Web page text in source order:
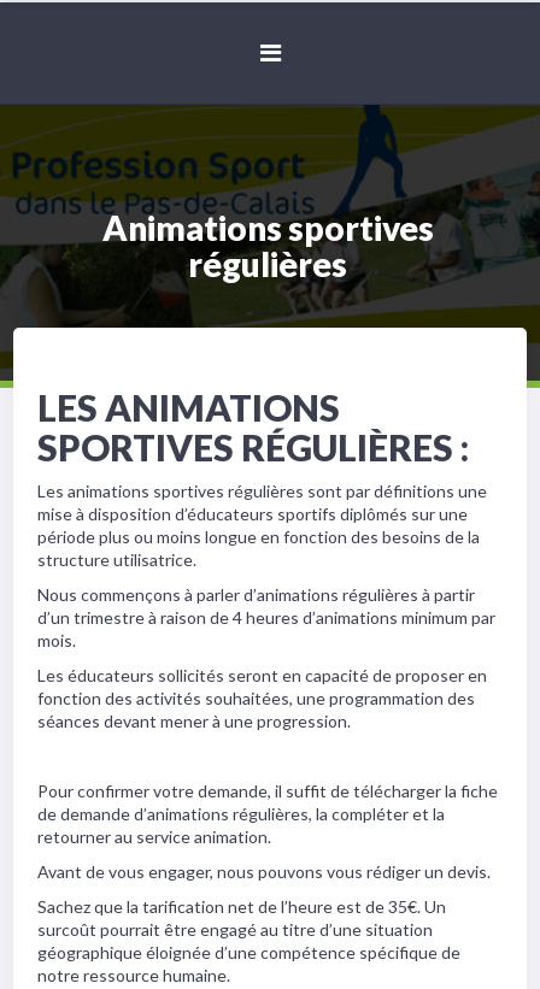
Animations sportives
régulières
LES ANIMATIONS
SPORTIVES RÉGULIÈRES :
Les animations sportives régulières sont par définitions une
mise à disposition d’éducateurs sportifs diplômés sur une
période plus ou moins longue en fonction des besoins de la
structure utilisatrice.
Nous commençons à parler d’animations régulières à partir
d’un trimestre à raison de 4 heures d’animations minimum par
mois.
Les éducateurs sollicités seront en capacité de proposer en
fonction des activités souhaitées, une programmation des
séances devant mener à une progression.
Pour confirmer votre demande, il suffit de télécharger la fiche
de demande d’animations régulières, la compléter et la
retourner au service animation.
Avant de vous engager, nous pouvons vous rédiger un devis.
Sachez que la tarification net de l’heure est de 35€. Un
surcoût pourrait être engagé au titre d’une situation
géographique éloignée d’une compétence spécifique de
notre ressource humaine.